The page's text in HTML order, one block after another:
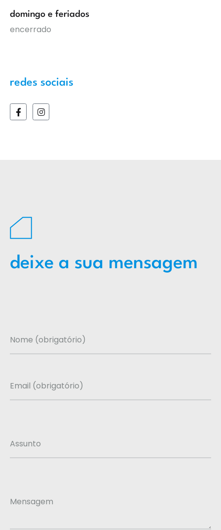
domingo e feriados
encerrado
redes sociais
deixe a sua mensagem
Nome (obrigatório)
Email (obrigatório)
Assunto
Mensagem